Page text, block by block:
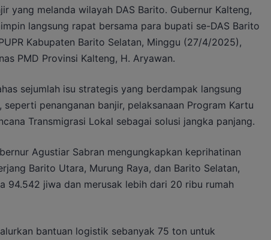
yang melanda wilayah DAS Barito. Gubernur Kalteng,
langsung rapat bersama para bupati se-DAS Barito
Kabupaten Barito Selatan, Minggu (27/4/2025),
PMD Provinsi Kalteng, H. Aryawan.
sejumlah isu strategis yang berdampak langsung
penanganan banjir, pelaksanaan Program Kartu
Transmigrasi Lokal sebagai solusi jangka panjang.
Agustiar Sabran mengungkapkan keprihatinan
Barito Utara, Murung Raya, dan Barito Selatan,
94.542 jiwa dan merusak lebih dari 20 ribu rumah
bantuan logistik sebanyak 75 ton untuk